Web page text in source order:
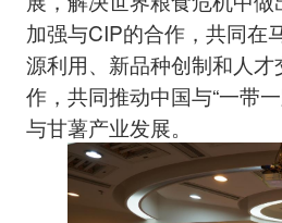
加强与CIP的合作，共同在
源利用、新品种创制和人
作，共同推动中国与“一带
与甘薯产业发展。